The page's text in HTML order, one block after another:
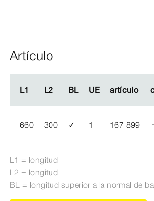
Artículo
L1 L2 BL UE artículo
L1 L2 BL UE artículo
660 300 ✓ 1 167 899
L1 = longitud
L2 = longitud
BL = longitud superior a la normal de